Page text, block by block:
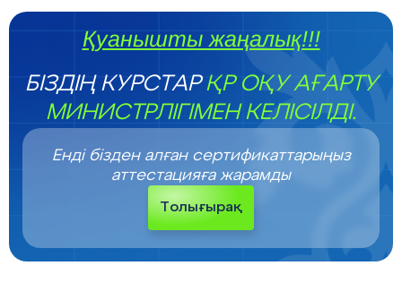
Қуанышты жаңалық!!!
БІЗДІҢ КУРСТАРҚР ОҚУ АҒАРТУ
МИНИСТРЛІГІМЕН КЕЛІСІЛДІ.
Енді бізден алған сертификаттарыңыз
аттестацияға жарамды
Толығырақ